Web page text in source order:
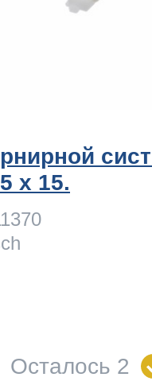
х 15.
Осталось 2